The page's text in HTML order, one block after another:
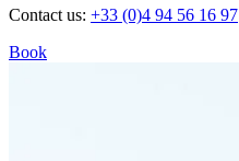
Contact us: +33 (0)4 94 56 16 97
Book